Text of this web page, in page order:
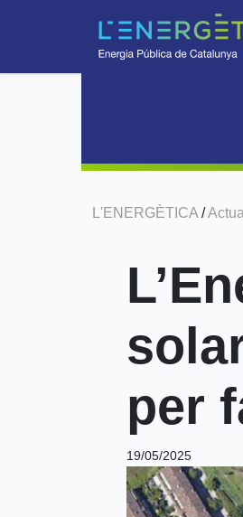
L'ENERGÈTICA /
per
19/05/2025